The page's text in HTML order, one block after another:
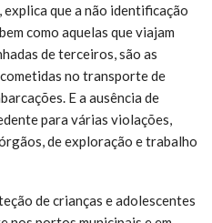
que a não identificação
como aquelas que viajam
de terceiros, são as
no transporte de
E a ausência de
para várias violações,
de exploração e trabalho
de crianças e adolescentes